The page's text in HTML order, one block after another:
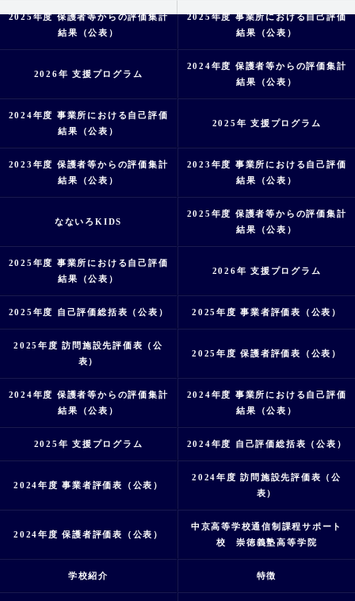
2025年度 保護者等からの評価集計
結果（公表）
2025年度 事業所における自己評価
結果（公表）
2026年 支援プログラム
2024年度 保護者等からの評価集計
結果（公表）
2024年度 事業所における自己評価
結果（公表）
2025年 支援プログラム
2023年度 保護者等からの評価集計
結果（公表）
2023年度 事業所における自己評価
結果（公表）
なないろKIDS
2025年度 保護者等からの評価集計
結果（公表）
2025年度 事業所における自己評価
結果（公表）
2026年 支援プログラム
2025年度 自己評価総括表（公表） 2025年度 事業者評価表（公表）
2025年度 訪問施設先評価表（公
表）
2025年度 保護者評価表（公表）
2024年度 保護者等からの評価集計
結果（公表）
2024年度 事業所における自己評価
結果（公表）
2025年 支援プログラム 2024年度 自己評価総括表（公表）
2024年度 事業者評価表（公表）
2024年度 訪問施設先評価表（公
表）
2024年度 保護者評価表（公表）
中京高等学校通信制課程サポート
校 崇徳義塾高等学院
学校紹介 特徴